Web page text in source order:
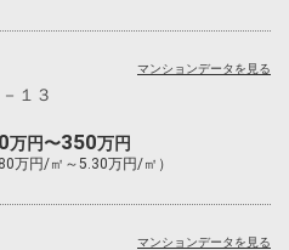
１３
万円〜350万円
万円/㎡～5.30万円/㎡）
マンションデータを見る
マンションデータを見る